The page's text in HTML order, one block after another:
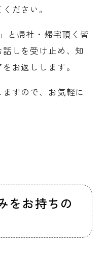
ださい。
と帰社・帰宅頂く皆
しを受け止め、知
お返しします。
すので、お気軽に
をお持ちの